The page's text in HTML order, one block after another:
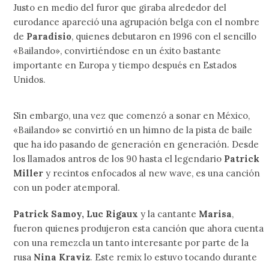
Justo en medio del furor que giraba alrededor del
eurodance apareció una agrupación belga con el nombre
de Paradisio, quienes debutaron en 1996 con el sencillo
«Bailando», convirtiéndose en un éxito bastante
importante en Europa y tiempo después en Estados
Unidos.
Sin embargo, una vez que comenzó a sonar en México,
«Bailando» se convirtió en un himno de la pista de baile
que ha ido pasando de generación en generación. Desde
los llamados antros de los 90 hasta el legendario Patrick
Miller y recintos enfocados al new wave, es una canción
con un poder atemporal.
Patrick Samoy, Luc Rigaux y la cantante Marisa,
fueron quienes produjeron esta canción que ahora cuenta
con una remezcla un tanto interesante por parte de la
rusa Nina Kraviz. Este remix lo estuvo tocando durante